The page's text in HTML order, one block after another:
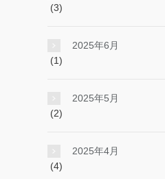
(3)
2025年6月
(1)
2025年5月
(2)
2025年4月
(4)